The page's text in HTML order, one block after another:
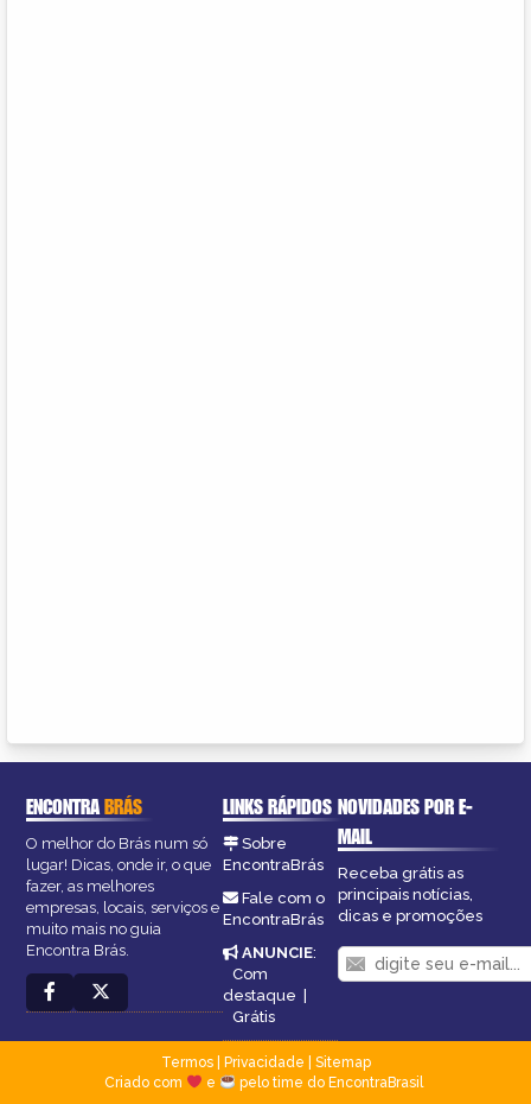
ENCONTRABRÁS
O melhor do Brás num só
lugar! Dicas, onde ir, o que
fazer, as melhores
empresas, locais, serviços e
muito mais no guia
Encontra Brás.
LINKS RÁPIDOS
Sobre
EncontraBrás
Fale com o
EncontraBrás
ANUNCIE:
Com
destaque |
Grátis
NOVIDADES POR E-
MAIL
Receba grátis as
principais notícias,
dicas e promoções
Termos| Privacidade
Sitemap
Criado com
e pelo time do EncontraBrasil